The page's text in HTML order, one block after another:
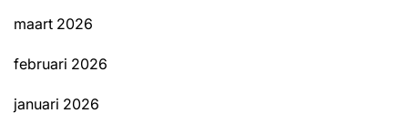
maart 2026
februari 2026
januari 2026